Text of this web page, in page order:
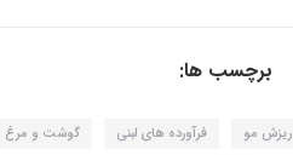
برچسب ها:
ریزش مو فرآورده های لبنی گوشت و مرغ